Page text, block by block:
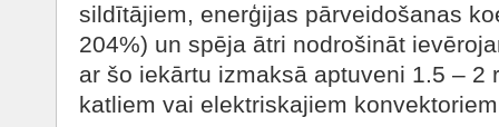
sildītājiem, enerģijas pārveidošanas
204%) un spēja ātri nodrošināt
ar šo iekārtu izmaksā aptuveni 1.5 – 2
katliem vai elektriskajiem